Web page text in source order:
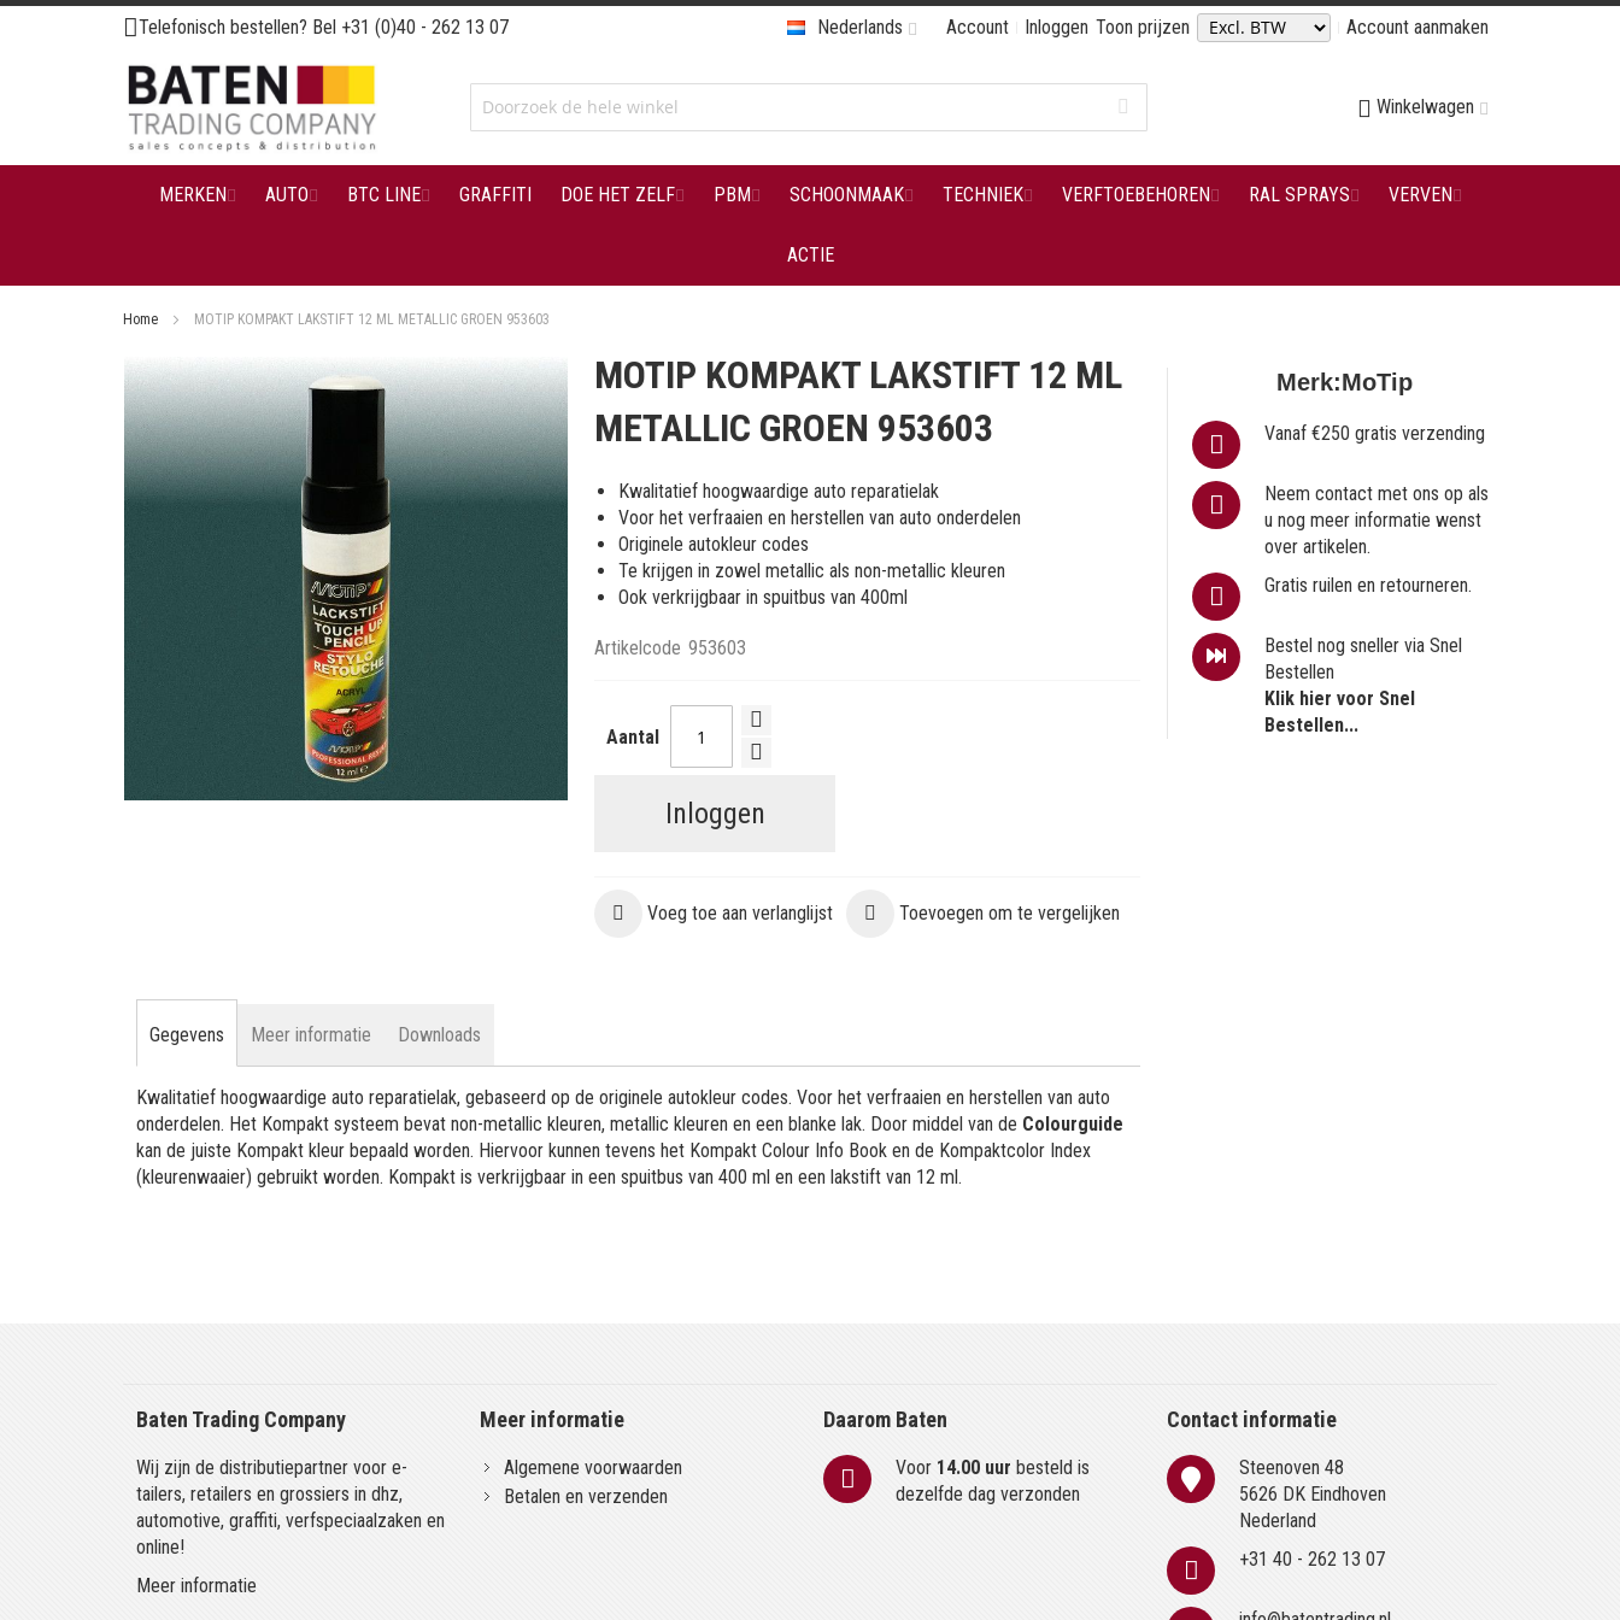
Ga
naar
de
inhoud
Telefonisch bestellen? Bel +31 (0)40 - 262 13 07 Account Inloggen Toon prijzen Account aanmaken
Nederlands
Winkelwagen
MERKEN AUTO BTC LINE GRAFFITI DOE HET ZELF PBM SCHOONMAAK TECHNIEK VERFTOEBEHOREN RAL SPRAYS VERVEN
ACTIE
Home MOTIP KOMPAKT LAKSTIFT 12 ML METALLIC GROEN 953603
Ga
naar
het
einde
van
de
gallerij
MOTIP KOMPAKT LAKSTIFT 12 ML
METALLIC GROEN 953603
Kwalitatief hoogwaardige auto reparatielak
Voor het verfraaien en herstellen van auto onderdelen
Originele autokleur codes
Te krijgen in zowel metallic als non-metallic kleuren
Ook verkrijgbaar in spuitbus van 400ml
Artikelcode 953603
Aantal
Inloggen
Voeg toe aan verlanglijst Toevoegen om te vergelijken
Merk:MoTip
Vanaf €250 gratis verzending
Neem contact met ons op als
u nog meer informatie wenst
over artikelen.
Gratis ruilen en retourneren.
Bestel nog sneller via Snel
Bestellen
Klik hier voor Snel
Bestellen...
Gegevens
Kwalitatief hoogwaardige auto reparatielak, gebaseerd op de originele autokleur codes. Voor het verfraaien en herstellen van auto
onderdelen. Het Kompakt systeem bevat non-metallic kleuren, metallic kleuren en een blanke lak. Door middel van de Colourguide
kan de juiste Kompakt kleur bepaald worden. Hiervoor kunnen tevens het Kompakt Colour Info Book en de Kompaktcolor Index
(kleurenwaaier) gebruikt worden. Kompakt is verkrijgbaar in een spuitbus van 400 ml en een lakstift van 12 ml.
Meer informatie Downloads
Baten Trading Company
Wij zijn de distributiepartner voor e-
tailers, retailers en grossiers in dhz,
automotive, graffiti, verfspeciaalzaken en
online!
Meer informatie
Meer informatie
Algemene voorwaarden
Betalen en verzenden
Daarom Baten
Voor 14.00 uur besteld is
dezelfde dag verzonden
Contact informatie
Steenoven 48
5626 DK Eindhoven
Nederland
+31 40 - 262 13 07